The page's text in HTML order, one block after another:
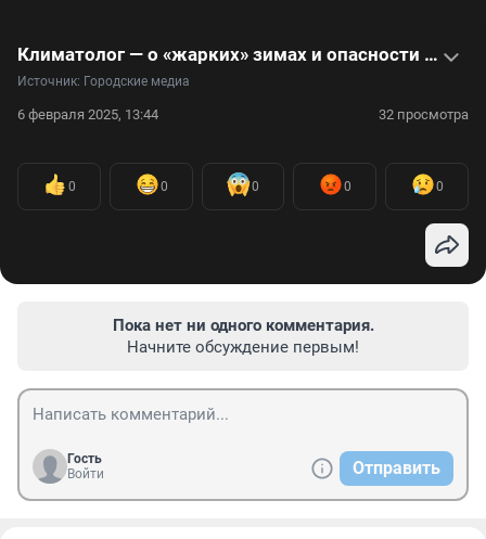
Климатолог — о «жарких» зимах и опасности глобального потепления для России: видео
Источник: Городские медиа
6 февраля 2025, 13:44 32 просмотра
0 0 0 0 0
Пока нет ни одного комментария.
Начните обсуждение первым!
Гость
Войти
Отправить